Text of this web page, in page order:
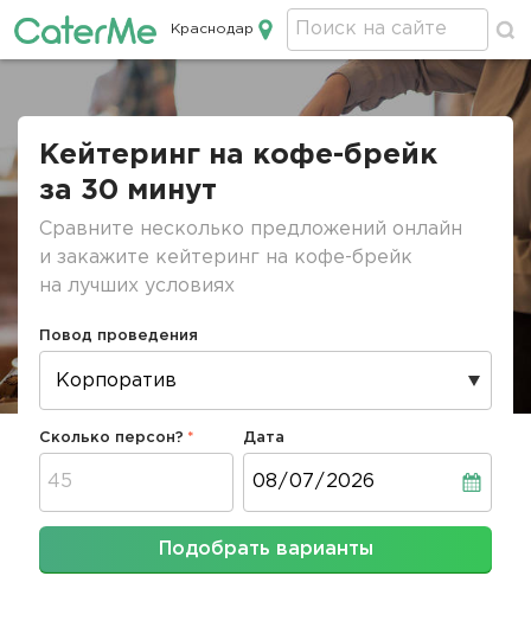
Кейтеринг в Краснодаре
Краснодар
Кейтеринг на кофе-брейк
за 30 минут
Сравните несколько предложений онлайн
и закажите кейтеринг на кофе-брейк
на лучших условиях
Повод проведения
Сколько персон? Дата
Подобрать варианты